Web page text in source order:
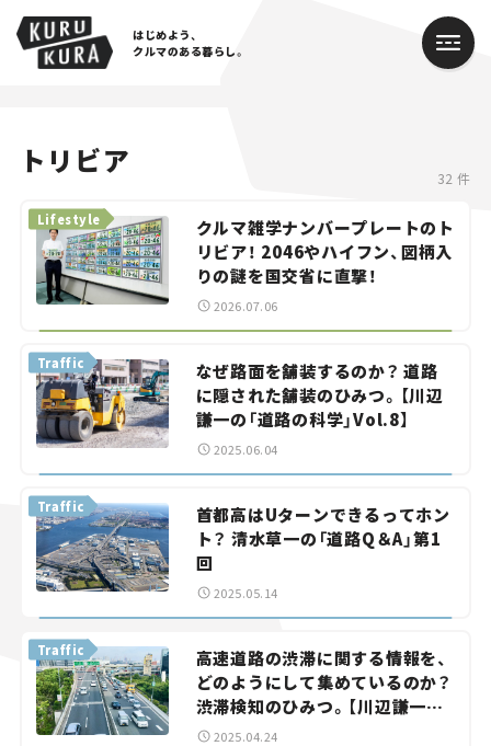
はじめよう、
クルマのある暮らし。
トリビア 32 件
Lifestyle
クルマ雑学ナンバープレートのト
リビア！ 2046やハイフン、図柄入
りの謎を国交省に直撃！
2026.07.06
Traffic
なぜ路面を舗装するのか？ 道路
に隠された舗装のひみつ。【川辺
謙一の「道路の科学」Vol.8】
2025.06.04
Traffic
首都高はUターンできるってホン
ト？ 清水草一の「道路Q＆A」第1
回
2025.05.14
Traffic
高速道路の渋滞に関する情報を、
どのようにして集めているのか？
渋滞検知のひみつ。【川辺謙一の
「道路の科学」Vol.7】
2025.04.24
Lifestyle
Traffic
Special
Series
Campaign
スズキ ジムニー｜Suzuki Jimny
スズキ｜Suzuki
マツダ｜Mazda
マツダ ロードスター｜Mazda Roadster